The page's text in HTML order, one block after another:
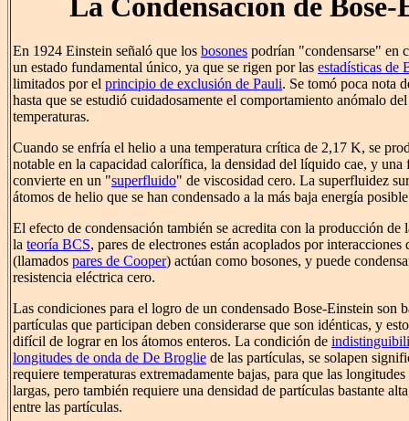
En 1924 Einstein señaló que los bosones podrían "condensarse" en
un estado fundamental único, ya que se rigen por las estadísticas de
limitados por el principio de exclusión de Pauli. Se tomó poca nota
hasta que se estudió cuidadosamente el comportamiento anómalo
temperaturas.
Cuando se enfría el helio a una temperatura crítica de 2,17 K, se
notable en la capacidad calorífica, la densidad del líquido cae, y
convierte en un "superfluido" de viscosidad cero. La superfluidez
átomos de helio que se han condensado a la más baja energía
El efecto de condensación también se acredita con la producción de
la teoría BCS, pares de electrones están acoplados por interacciones
(llamados pares de Cooper) actúan como bosones, y puede
resistencia eléctrica cero.
Las condiciones para el logro de un condensado Bose-Einstein son
partículas que participan deben considerarse que son idénticas, y
difícil de lograr en los átomos enteros. La condición de
longitudes de onda de De Broglie de las partículas, se solapen
requiere temperaturas extremadamente bajas, para que las
largas, pero también requiere una densidad de partículas bastante
entre las partículas.